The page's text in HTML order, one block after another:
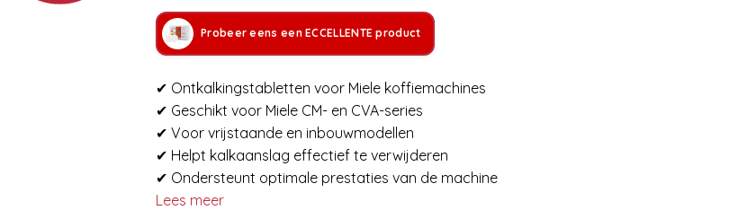
Probeer eens een ECCELLENTE product
✔ Ontkalkingstabletten voor Miele koffiemachines
✔ Geschikt voor Miele CM- en CVA-series
✔ Voor vrijstaande en inbouwmodellen
✔ Helpt kalkaanslag effectief te verwijderen
✔ Ondersteunt optimale prestaties van de machine
Lees meer